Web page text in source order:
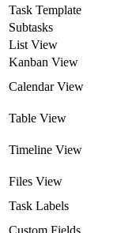
Task Template
Subtasks
List View
Kanban View
Calendar View
Table View
Timeline View
Files View
Task Labels
Custom Fields